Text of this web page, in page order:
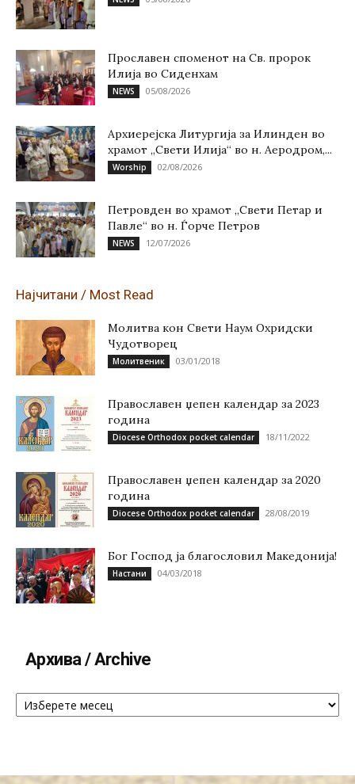
Прославен споменот на Св. пророк
Илија во Сиденхам
NEWS 05/08/2026
Архиерејска Литургија за Илинден во
храмот „Свети Илија“ во н. Аеродром,...
Worship 02/08/2026
Петровден во храмот „Свети Петар и
Павле“ во н. Ѓорче Петров
NEWS 12/07/2026
Најчитани / Most Read
Молитва кон Свети Наум Охридски
Чудотворец
Молитвеник 03/01/2018
Православен џепен календар за 2023
година
Diocese Orthodox pocket calendar 18/11/2022
Православен џепен календар за 2020
година
Diocese Orthodox pocket calendar 28/08/2019
Бог Господ ја благословил Македонија!
Настани 04/03/2018
Архива / Archive
Архива